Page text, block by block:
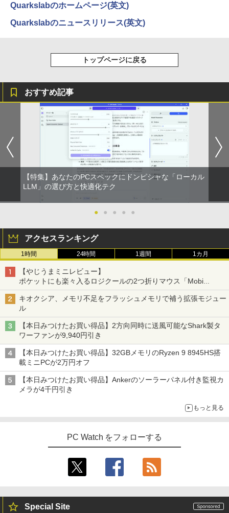
Quarkslabのホームページ(英文)
Quarkslabのニュースリリース(英文)
トップページに戻る
おすすめ記事
【特集】あなたのPCスペックにドンピシャな「ローカル
LLM」の選び方と快適化テク
● ● ● ● ●
アクセスランキング
1時間 24時間 1週間 1カ月
【やじうまミニレビュー】
ポケットにも楽々入るロジクールの2つ折りマウス「Mobi
Fold」。その気になるギミックとは？
キオクシア、メモリ不足をフラッシュメモリで補う拡張モジュー
ル
【本日みつけたお買い得品】2方向同時に送風可能なShark製タ
ワーファンが9,940円引き
【本日みつけたお買い得品】32GBメモリのRyzen 9 8945HS搭
載ミニPCが2万円オフ
【本日みつけたお買い得品】Ankerのソーラーパネル付き監視カ
メラが4千円引き
もっと見る
PC Watch をフォローする
Special Site